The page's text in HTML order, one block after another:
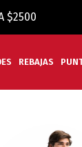
$2500
REBAJAS